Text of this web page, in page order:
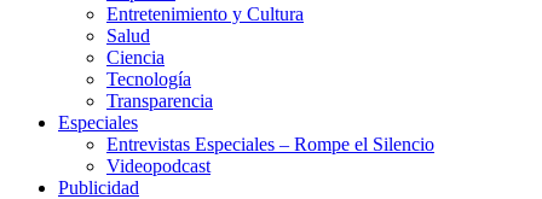
Entretenimiento y Cultura
Salud
Ciencia
Tecnología
Transparencia
Especiales
Entrevistas Especiales – Rompe el Silencio
Videopodcast
Publicidad